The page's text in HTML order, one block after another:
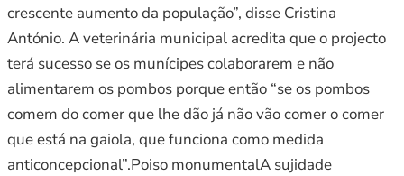
crescente aumento da população”, disse Cristina
António. A veterinária municipal acredita que o projecto
terá sucesso se os munícipes colaborarem e não
alimentarem os pombos porque então “se os pombos
comem do comer que lhe dão já não vão comer o comer
que está na gaiola, que funciona como medida
anticoncepcional”.Poiso monumentalA sujidade